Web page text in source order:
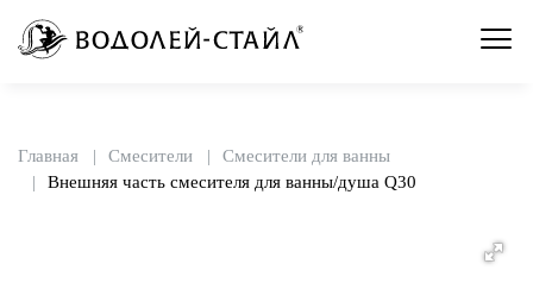
Главная Смесители
Смесители для ванны
Внешняя часть смесителя для ванны/душа Q30